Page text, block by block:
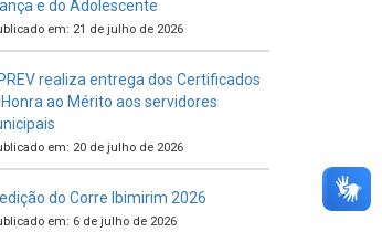
Questionadas
Conferência Municipal dos Direitos da
e do Adolescente